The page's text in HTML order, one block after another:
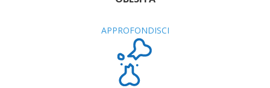
APPROFONDISCI